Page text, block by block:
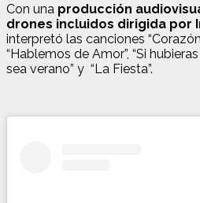
Con una producción
drones incluidos dirigida por
interpretó las canciones “Corazón
“Hablemos de Amor”, “Si
sea verano” y “La Fiesta”.